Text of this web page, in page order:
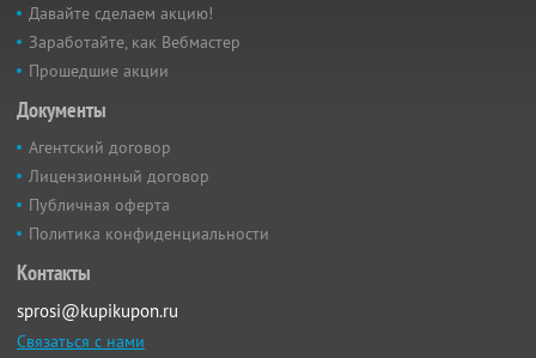
Давайте сделаем акцию!
Заработайте, как Вебмастер
Прошедшие акции
Документы
Агентский договор
Лицензионный договор
Публичная оферта
Политика конфиденциальности
Контакты
sprosi@kupikupon.ru
Связаться с нами